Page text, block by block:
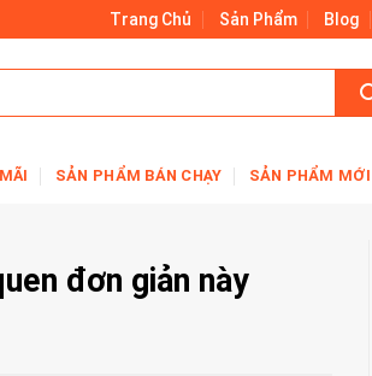
Trang Chủ Sản Phẩm Blog
SẢN PHẨM BÁN CHẠY SẢN PHẨM MỚI
đơn giản này